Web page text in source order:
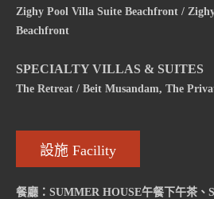
Zighy Pool Villa Suite Beachfront /
Beachfront
SPECIALTY VILLAS & SUITES
The Retreat / Beit Musandam, The
設施 Facility
餐廳：SUMMER HOUSE午餐下午茶、